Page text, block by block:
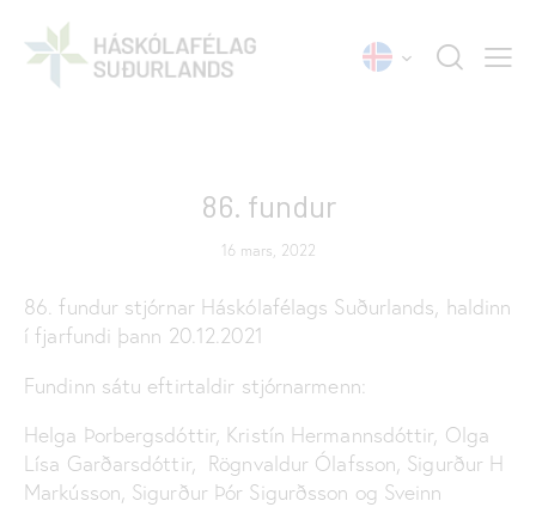
86. fundur
16 mars, 2022
86. fundur stjórnar Háskólafélags Suðurlands, haldinn
í fjarfundi þann 20.12.2021
Fundinn sátu eftirtaldir stjórnarmenn:
Helga Þorbergsdóttir, Kristín Hermannsdóttir, Olga
Lísa Garðarsdóttir, Rögnvaldur Ólafsson, Sigurður H
Markússon, Sigurður Þór Sigurðsson og Sveinn